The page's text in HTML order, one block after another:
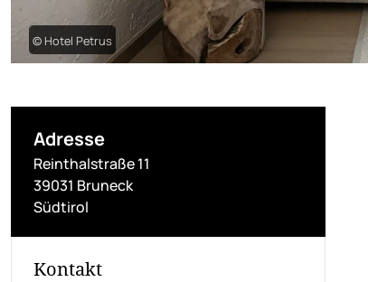
© Hotel Petrus
Adresse
Reinthalstraße 11
39031 Bruneck
Südtirol
Kontakt